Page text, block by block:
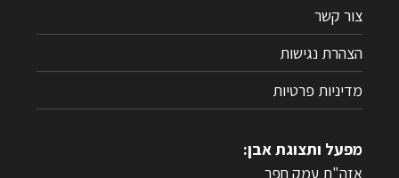
צור קשר
הצהרת נגישות
מדיניות פרטיות
מפעל ותצוגת אבן:
אזה"ת עמק חפר